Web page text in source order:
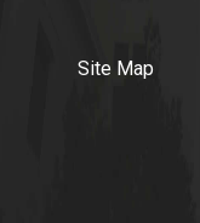
Site Map